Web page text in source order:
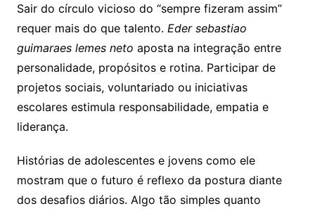
Sair do círculo vicioso do “sempre fizeram assim”
requer mais do que talento. Eder sebastiao
guimaraes lemes neto aposta na integração entre
personalidade, propósitos e rotina. Participar de
projetos sociais, voluntariado ou iniciativas
escolares estimula responsabilidade, empatia e
liderança.
Histórias de adolescentes e jovens como ele
mostram que o futuro é reflexo da postura diante
dos desafios diários. Algo tão simples quanto